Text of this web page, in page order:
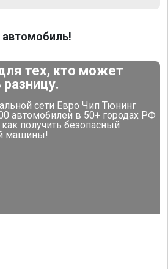
автомобиль!
тех, кто может
сети Евро Чип Тюнинг
автомобилей в 50+ городах РФ
получить безопасный
машины!